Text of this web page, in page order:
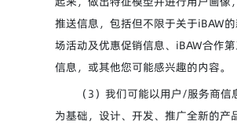
推送信息，包括但不限于关于iBAW
场活动及优惠促销信息、iBAW合作
信息，或其他您可能感兴趣的内容。
（3）我们可能以用户/服务商信
为基础，设计、开发、推广全新的产